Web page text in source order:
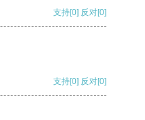
支持[0] 反对[0]
支持[0] 反对[0]